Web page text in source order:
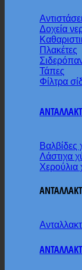
Δοχεία
Πλακέτες
Τάπες
Φίλτρα
Βαλβίδες
Λάστιχα
Χερούλια